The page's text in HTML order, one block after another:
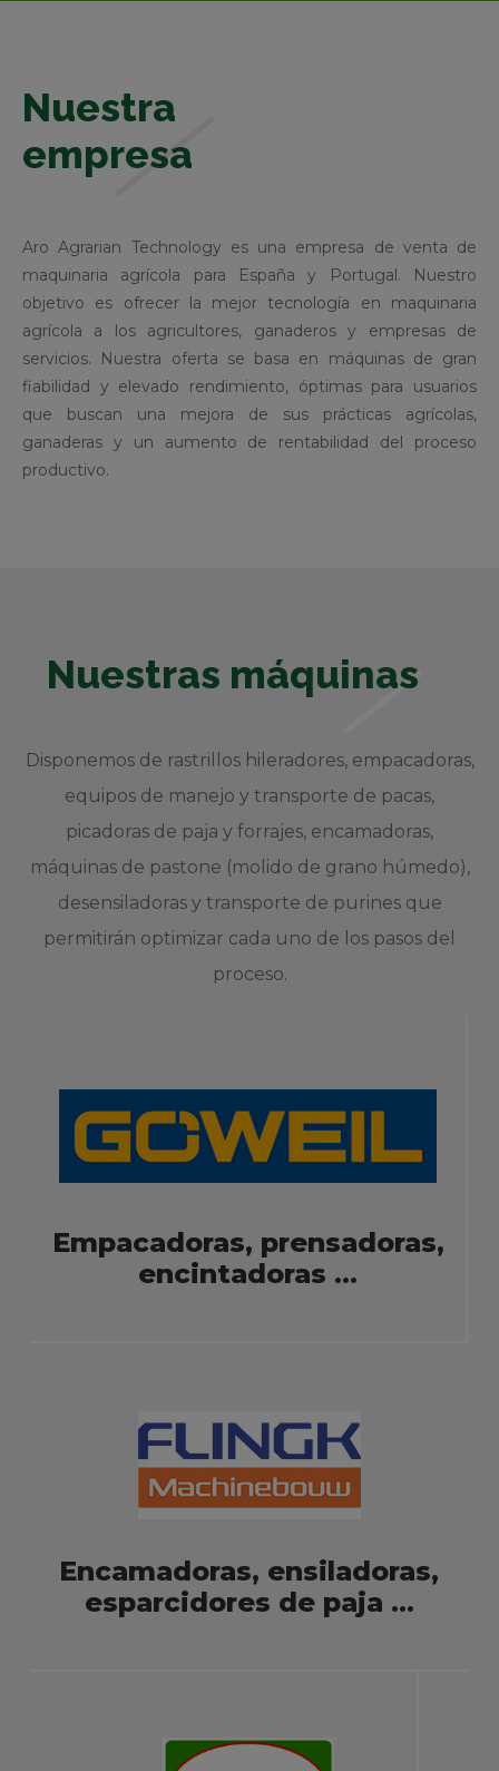
Nuestra
empresa
Aro Agrarian Technology es una empresa de venta de
maquinaria agrícola para España y Portugal. Nuestro
objetivo es ofrecer la mejor tecnología en maquinaria
agrícola a los agricultores, ganaderos y empresas de
servicios. Nuestra oferta se basa en máquinas de gran
fiabilidad y elevado rendimiento, óptimas para usuarios
que buscan una mejora de sus prácticas agrícolas,
ganaderas y un aumento de rentabilidad del proceso
productivo.
Nuestras máquinas
Disponemos de rastrillos hileradores, empacadoras,
equipos de manejo y transporte de pacas,
picadoras de paja y forrajes, encamadoras,
máquinas de pastone (molido de grano húmedo),
desensiladoras y transporte de purines que
permitirán optimizar cada uno de los pasos del
proceso.
Empacadoras, prensadoras,
encintadoras ...
Encamadoras, ensiladoras,
esparcidores de paja ...